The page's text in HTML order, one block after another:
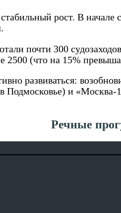
рост. В
почти 300
2500 (что на 15%
развиваться:
Подмосковье) и
Речные